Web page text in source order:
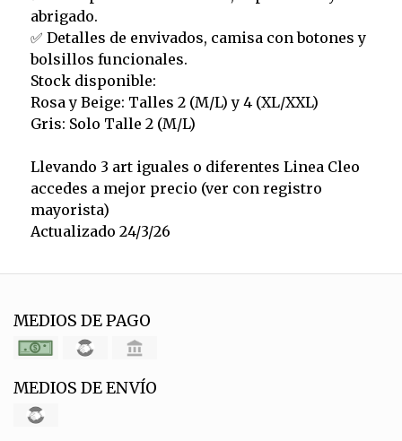
abrigado.
✅ Detalles de envivados, camisa con botones y
bolsillos funcionales.
Stock disponible:
Rosa y Beige: Talles 2 (M/L) y 4 (XL/XXL)
Gris: Solo Talle 2 (M/L)
Llevando 3 art iguales o diferentes Linea Cleo
accedes a mejor precio (ver con registro
mayorista)
Actualizado 24/3/26
MEDIOS DE PAGO
MEDIOS DE ENVÍO